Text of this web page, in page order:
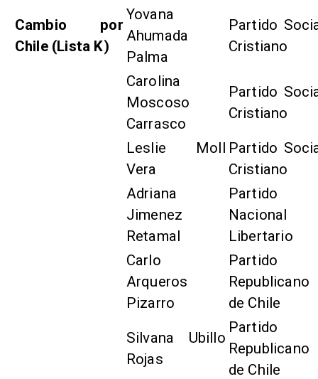
Cambio por
Chile (Lista K)
Yovana
Ahumada
Palma
Partido
Cristiano
Carolina
Moscoso
Carrasco
Partido
Cristiano
Leslie Moll
Vera
Partido
Cristiano
Adriana
Jimenez
Retamal
Partido
Nacional
Libertario
Carlo
Arqueros
Pizarro
Partido
Republicano
de Chile
Silvana Ubillo
Rojas
Partido
Republicano
de Chile